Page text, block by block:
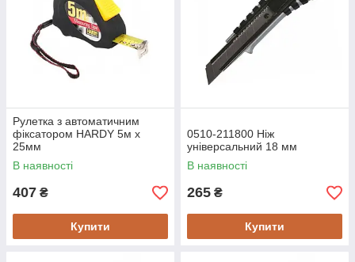
Рулетка з автоматичним
фіксатором HARDY 5м х
25мм
В наявності
407 ₴
Купити
0510-211800 Ніж
універсальний 18 мм
В наявності
265 ₴
Купити